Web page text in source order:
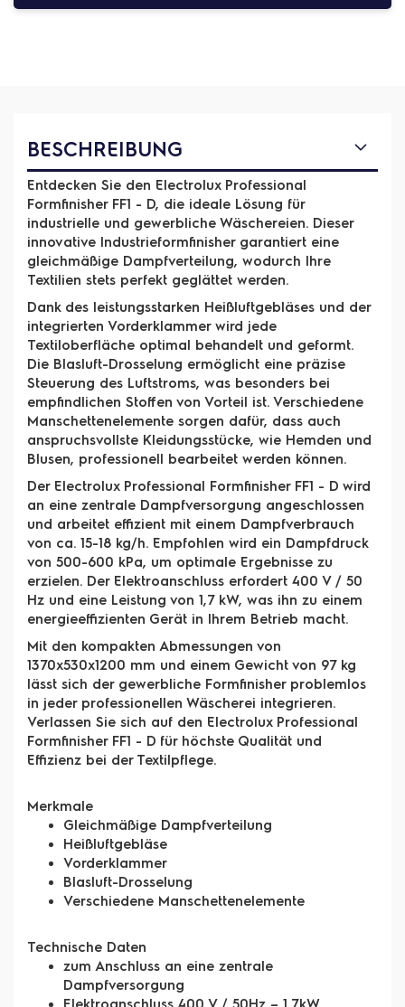
BESCHREIBUNG
Entdecken Sie den Electrolux Professional
Formfinisher FF1 - D, die ideale Lösung für
industrielle und gewerbliche Wäschereien. Dieser
innovative Industrieformfinisher garantiert eine
gleichmäßige Dampfverteilung, wodurch Ihre
Textilien stets perfekt geglättet werden.
Dank des leistungsstarken Heißluftgebläses und der
integrierten Vorderklammer wird jede
Textiloberfläche optimal behandelt und geformt.
Die Blasluft-Drosselung ermöglicht eine präzise
Steuerung des Luftstroms, was besonders bei
empfindlichen Stoffen von Vorteil ist. Verschiedene
Manschettenelemente sorgen dafür, dass auch
anspruchsvollste Kleidungsstücke, wie Hemden und
Blusen, professionell bearbeitet werden können.
Der Electrolux Professional Formfinisher FF1 - D wird
an eine zentrale Dampfversorgung angeschlossen
und arbeitet effizient mit einem Dampfverbrauch
von ca. 15-18 kg/h. Empfohlen wird ein Dampfdruck
von 500-600 kPa, um optimale Ergebnisse zu
erzielen. Der Elektroanschluss erfordert 400 V / 50
Hz und eine Leistung von 1,7 kW, was ihn zu einem
energieeffizienten Gerät in Ihrem Betrieb macht.
Mit den kompakten Abmessungen von
1370x530x1200 mm und einem Gewicht von 97 kg
lässt sich der gewerbliche Formfinisher problemlos
in jeder professionellen Wäscherei integrieren.
Verlassen Sie sich auf den Electrolux Professional
Formfinisher FF1 - D für höchste Qualität und
Effizienz bei der Textilpflege.
Merkmale
Gleichmäßige Dampfverteilung
Heißluftgebläse
Vorderklammer
Blasluft-Drosselung
Verschiedene Manschettenelemente
Technische Daten
zum Anschluss an eine zentrale
Dampfversorgung